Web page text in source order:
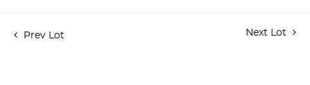
Prev Lot Next Lot